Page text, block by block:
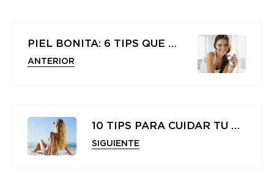
PIEL BONITA: 6 TIPS QUE DEBES SEGUIR A DIARIO
ANTERIOR
10 TIPS PARA CUIDAR TU CABELLO EN VERANO
SIGUIENTE